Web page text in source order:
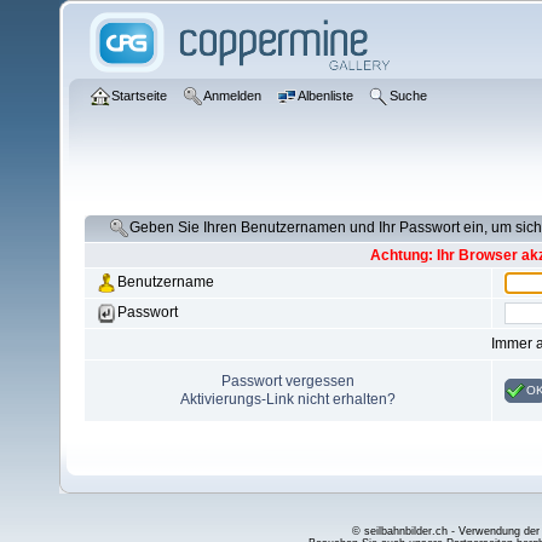
Startseite Anmelden Albenliste Suche
Geben Sie Ihren Benutzernamen und Ihr Passwort ein, um
Achtung: Ihr Browser
Benutzername
Passwort
Immer
Passwort vergessen
Aktivierungs-Link nicht erhalten?
© seilbahnbilder.ch - Verwendung